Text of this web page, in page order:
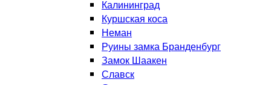
Калининград
Куршская коса
Неман
Руины замка Бранденбург
Замок Шаакен
Славск